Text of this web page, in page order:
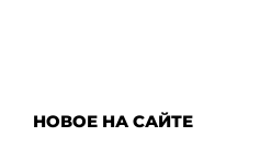
НОВОЕ НА САЙТЕ